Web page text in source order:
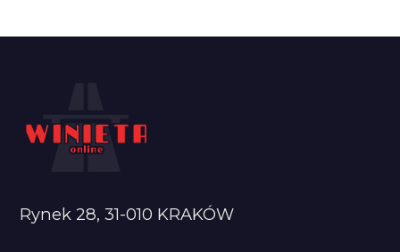
Rynek 28, 31-010 KRAKÓW